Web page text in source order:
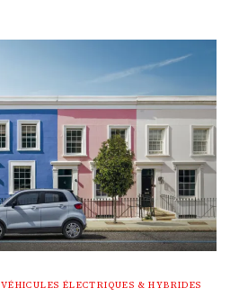
VÉHICULES ÉLECTRIQUES & HYBRIDES